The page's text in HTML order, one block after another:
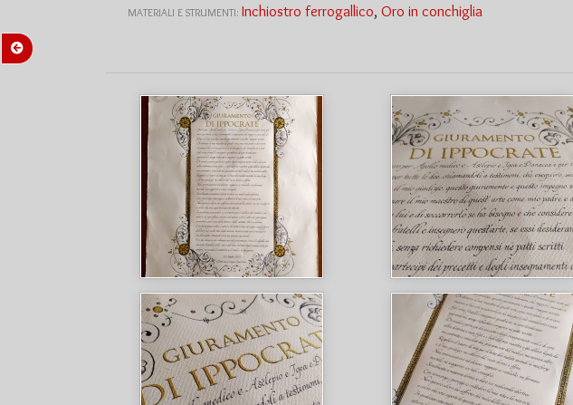
MATERIALI E STRUMENTI: Inchiostro ferrogallico, Oro in conchiglia